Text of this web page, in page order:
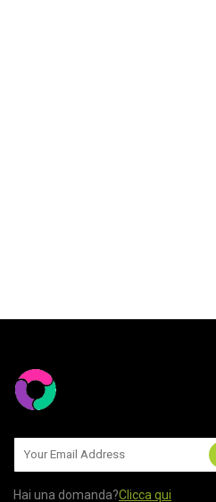
Hai una domanda?Clicca qui